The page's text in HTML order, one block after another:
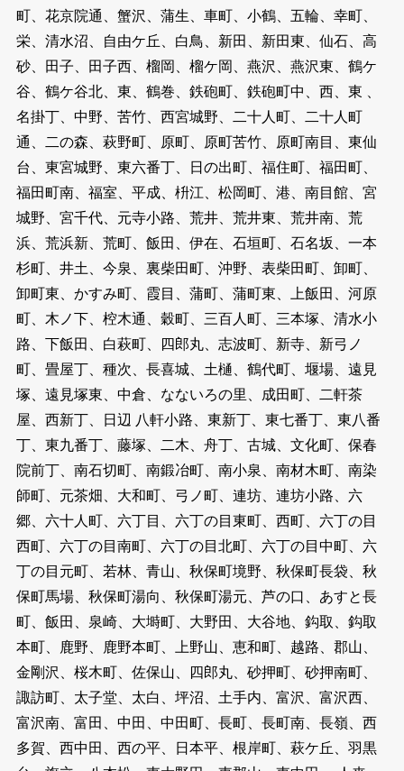
町、花京院通、蟹沢、蒲生、車町、小鶴、五輪、幸町、
栄、清水沼、自由ケ丘、白鳥、新田、新田東、仙石、高
砂、田子、田子西、榴岡、榴ケ岡、燕沢、燕沢東、鶴ケ
谷、鶴ケ谷北、東、鶴巻、鉄砲町、鉄砲町中、西、東 、
名掛丁、中野、苦竹、西宮城野、二十人町、二十人町
通、二の森、萩野町、原町、原町苦竹、原町南目、東仙
台、東宮城野、東六番丁、日の出町、福住町、福田町、
福田町南、福室、平成、枡江、松岡町、港、南目館、宮
城野、宮千代、元寺小路、荒井、荒井東、荒井南、荒
浜、荒浜新、荒町、飯田、伊在、石垣町、石名坂、一本
杉町、井土、今泉、裏柴田町、沖野、表柴田町、卸町、
卸町東、かすみ町、霞目、蒲町、蒲町東、上飯田、河原
町、木ノ下、椌木通、穀町、三百人町、三本塚、清水小
路、下飯田、白萩町、四郎丸、志波町、新寺、新弓ノ
町、畳屋丁、種次、長喜城、土樋、鶴代町、堰場、遠見
塚、遠見塚東、中倉、なないろの里、成田町、二軒茶
屋、西新丁、日辺 八軒小路、東新丁、東七番丁、東八番
丁、東九番丁、藤塚、二木、舟丁、古城、文化町、保春
院前丁、南石切町、南鍛冶町、南小泉、南材木町、南染
師町、元茶畑、大和町、弓ノ町、連坊、連坊小路、六
郷、六十人町、六丁目、六丁の目東町、西町、六丁の目
西町、六丁の目南町、六丁の目北町、六丁の目中町、六
丁の目元町、若林、青山、秋保町境野、秋保町長袋、秋
保町馬場、秋保町湯向、秋保町湯元、芦の口、あすと長
町、飯田、泉崎、大塒町、大野田、大谷地、鈎取、鈎取
本町、鹿野、鹿野本町、上野山、恵和町、越路、郡山、
金剛沢、桜木町、佐保山、四郎丸、砂押町、砂押南町、
諏訪町、太子堂、太白、坪沼、土手内、富沢、富沢西、
富沢南、富田、中田、中田町、長町、長町南、長嶺、西
多賀、西中田、西の平、日本平、根岸町、萩ケ丘、羽黒